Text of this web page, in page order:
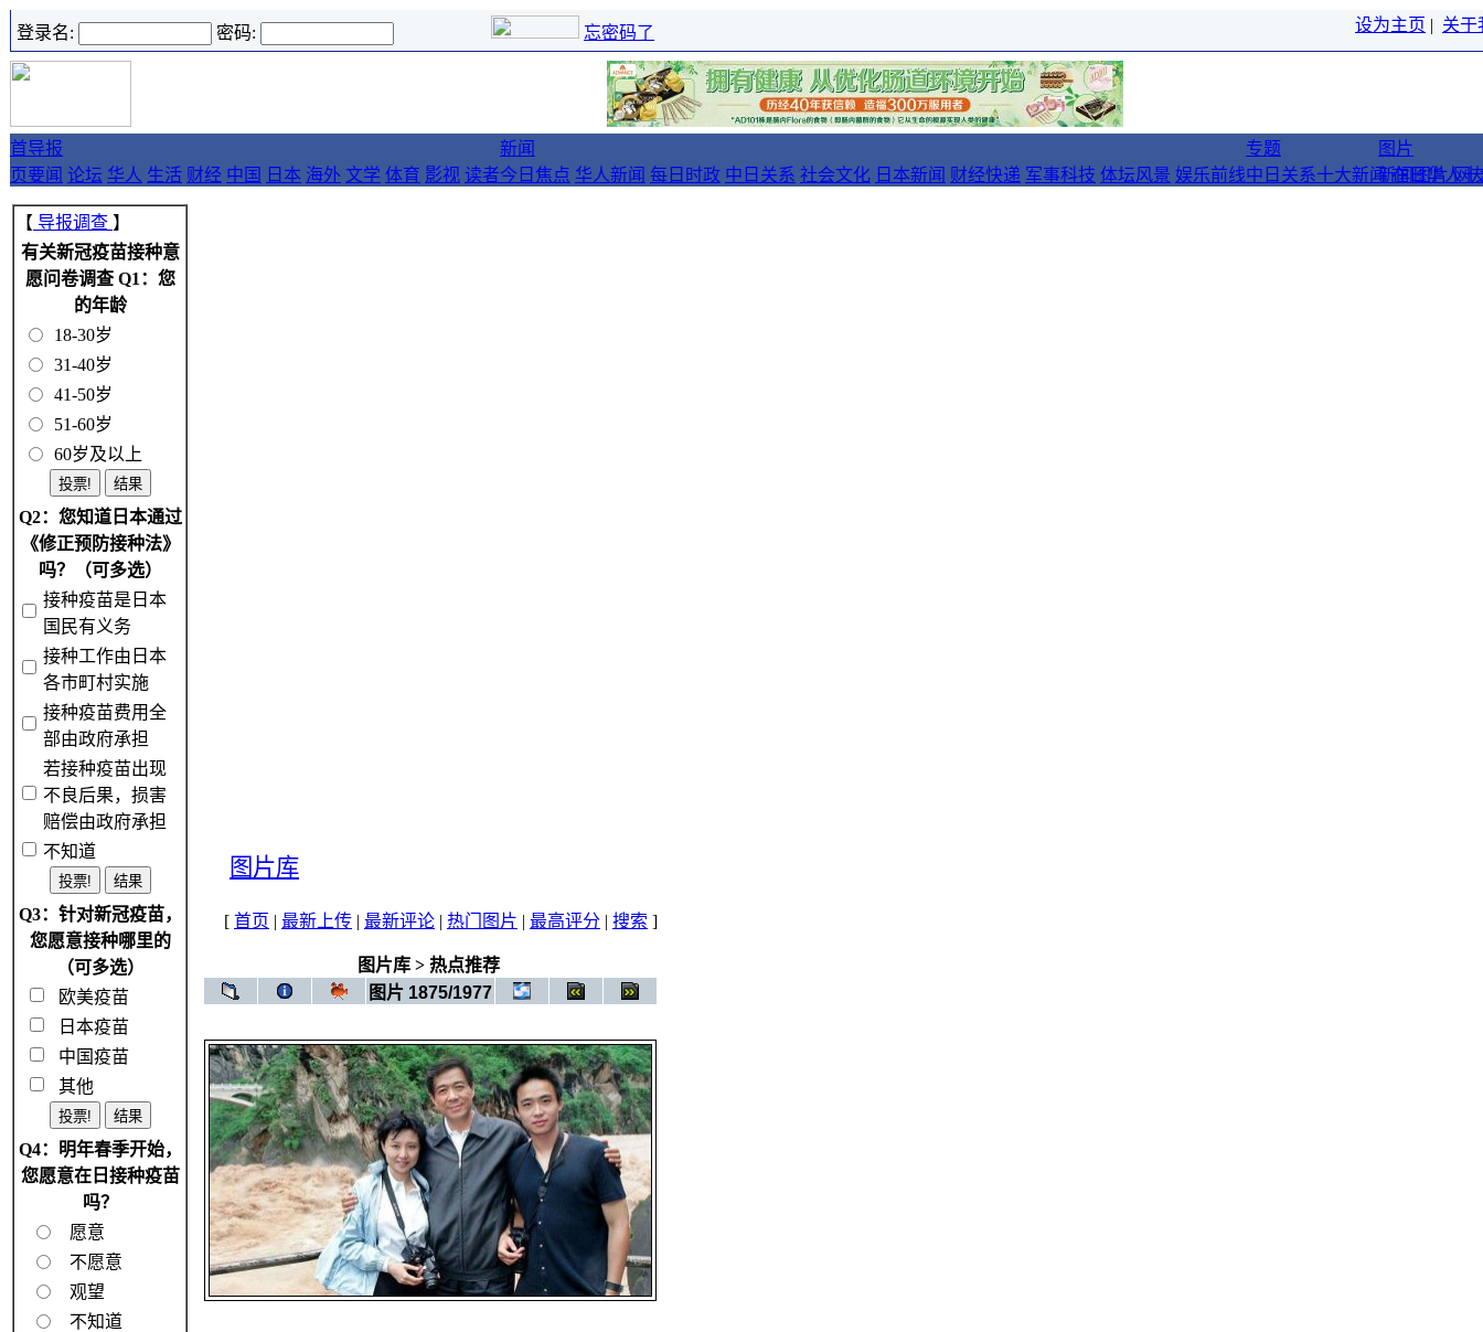
登录名: 密码: 忘密码了 设为主页 | 关于
首
页
导报
要闻 论坛 华人 生活 财经 中国 日本 海外 文学 体育 影视 读者
新闻
今日焦点 华人新闻 每日时政 中日关系 社会文化 日本新闻 财经快递 军事科技 体坛风景 娱乐前线
专题
中日关系十大新闻 在日华人
图片
新闻图片 网
【 导报调查 】
有关新冠疫苗接种意
愿问卷调查 Q1：您
的年龄
18-30岁
31-40岁
41-50岁
51-60岁
60岁及以上
Q2：您知道日本通过
《修正预防接种法》
吗？（可多选）
接种疫苗是日本
国民有义务
接种工作由日本
各市町村实施
接种疫苗费用全
部由政府承担
若接种疫苗出现
不良后果，损害
赔偿由政府承担
不知道
Q3：针对新冠疫苗，
您愿意接种哪里的
（可多选）
欧美疫苗
日本疫苗
中国疫苗
其他
Q4：明年春季开始，
您愿意在日接种疫苗
吗？
愿意
不愿意
观望
不知道
图片库
[ 首页 | 最新上传 | 最新评论 | 热门图片 | 最高评分 | 搜索 ]
图片库> 热点推荐
图片 1875/1977